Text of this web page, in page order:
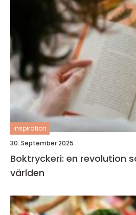
inspiration
30. September 2025
Boktryckeri: en revolution
världen